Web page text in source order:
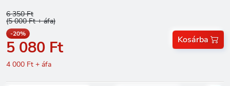
6 350 Ft
(5 000 Ft + áfa)
-20%
5 080 Ft
4 000 Ft + áfa
Kosárba